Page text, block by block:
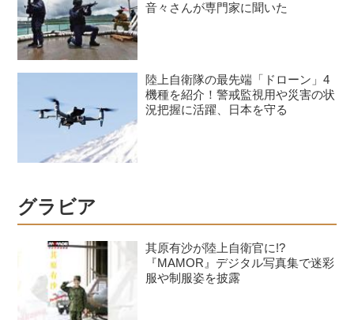
音々さんが専門家に聞いた
陸上自衛隊の最先端「ドローン」4
機種を紹介！警戒監視用や災害の状
況把握に活躍、日本を守る
グラビア
其原有沙が陸上自衛官に!?
『MAMOR』デジタル写真集で迷彩
服や制服姿を披露